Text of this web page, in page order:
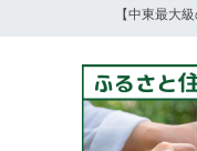
【中東最大